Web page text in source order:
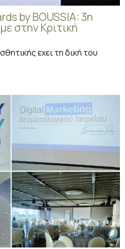
by BOUSSIA: 3η
στην Κριτική
εχει τη δική του